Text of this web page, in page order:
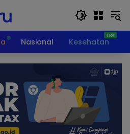
Nasional Kesehatan